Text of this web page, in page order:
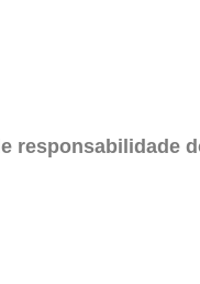
responsabilidade